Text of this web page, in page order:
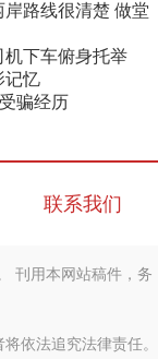
路线很清楚 做堂
下车俯身托举
记忆
骗经历
联系我们
刊用本网站稿件，务
依法追究法律责任。